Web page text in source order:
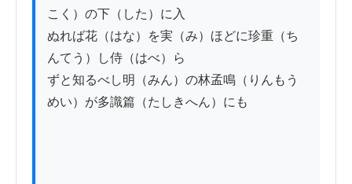
こく）の下（した）に入
ぬれば花（はな）を実（み）ほどに珍重（ち
んてう）し侍（はべ）ら
ずと知るべし明（みん）の林孟鳴（りんもう
めい）が多識篇（たしきへん）にも